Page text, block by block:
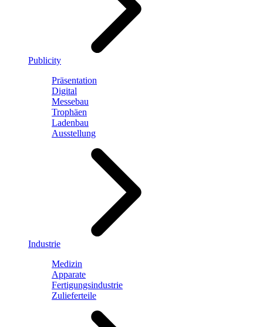
Publicity
Präsentation
Digital
Messebau
Trophäen
Ladenbau
Ausstellung
Industrie
Medizin
Apparate
Fertigungsindustrie
Zulieferteile